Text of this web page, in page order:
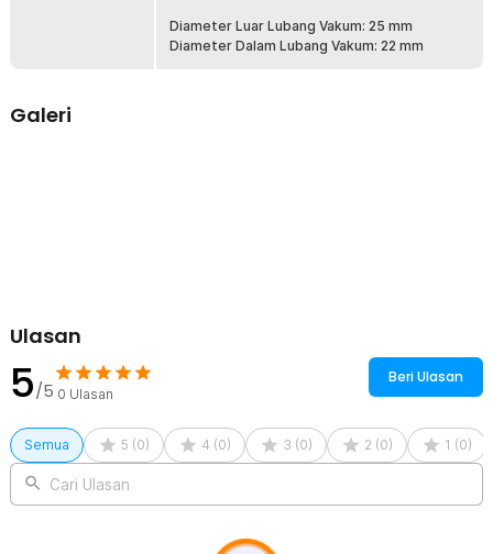
sehingga tidak mudah sobek. Sistem seal yang rapat membantu
menjaga kondisi pakaian tetap kedap udara dalam jangka waktu
Tidak hanya untuk pakaian, kantong plastik vakum ini juga cocok
Rincian yang Anda dapatkan untuk pembelian produk ini:
1 x TaffPACK Kantong Plastik Vakum Pakaian Vacuum Bag
Multifungsi - FL2
Diameter Luar Lubang Vakum: 25 mm
Diameter Dalam Lubang Vakum: 22 mm
Galeri
Ulasan
5/5 0 Ulasan
Beri Ulasan
Semua 5 (0) 4 (0) 3 (0) 2 (0) 1 (0)
Cari Ulasan